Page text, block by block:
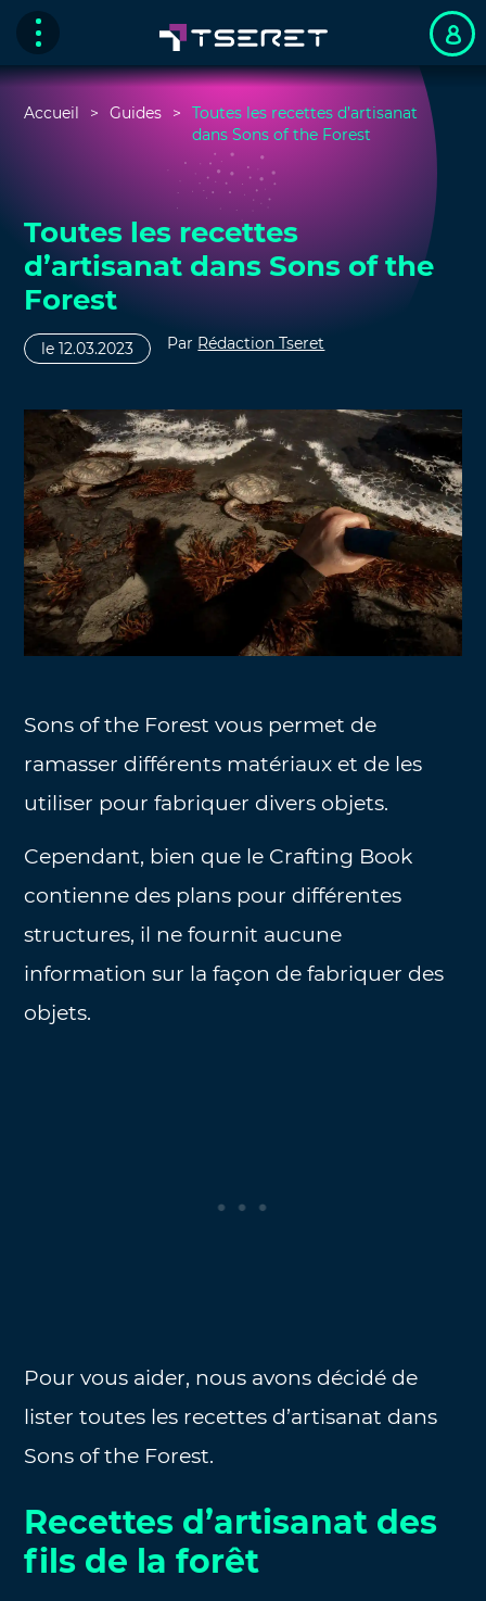
Accueil Guides
Toutes les recettes d’artisanat
dans Sons of the Forest
Toutes les recettes
d’artisanat dans Sons of the
Forest
le 12.03.2023 Par Rédaction Tseret
Sons of the Forest vous permet de
ramasser différents matériaux et de les
utiliser pour fabriquer divers objets.
Cependant, bien que le Crafting Book
contienne des plans pour différentes
structures, il ne fournit aucune
information sur la façon de fabriquer des
objets.
Pour vous aider, nous avons décidé de
lister toutes les recettes d’artisanat dans
Sons of the Forest.
Recettes d’artisanat des
fils de la forêt